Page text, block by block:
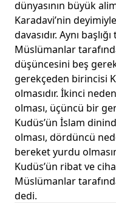
dünyasının büyük
Karadavi’nin
davasıdır. Aynı
Müslümanlar
düşüncesini beş
gerekçeden birincisi
olmasıdır. İkinci
olması, üçüncü bir
Kudüs’ün İslam
olması, dördüncü
bereket yurdu
Kudüs’ün ribat ve
Müslümanlar
dedi.